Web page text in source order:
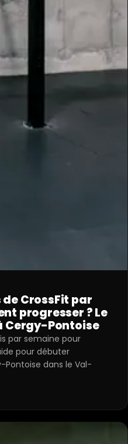
CrossFit par
progresser ? Le
Cergy-Pontoise
par semaine pour
pour débuter
Pontoise dans le Val-